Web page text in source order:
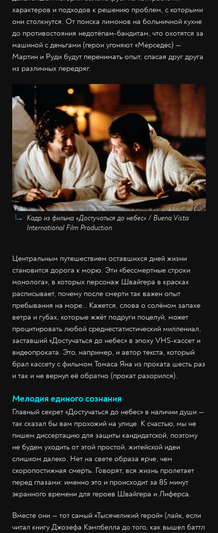
характеров и подходов к решению проблем, с которыми
они столкнутся. От поиска лимонов на больничной кухне
до противостояния недотёпам-бандитам, что охотятся за
машиной с деньгами (герои угоняют «Мерседес) —
Мартин и Руди будут перенимать опыт, спасая друг друга
из различных передряг.
Кадр из фильма «Достучаться до небес» / Buena Vista
International Film Production
Центральным путешествием оставшихся дней жизни
становится дорога к морю. Эти «бессмертные строки
монолога», в которых персонаж Швайгера в красках
расписывает, почему после смерти так важен опыт
пребывания на море… Кажется, слова о солёном запахе
ветра и губах, которые жжёт подруги поцелуй, может
процитировать любой среднестатистический миллениал,
заставший «Достучаться до небес» в эпоху VHS-кассет и
видеопроката. Это, например, и автор текста, который
брал кассету с фильмом Томаса Яна из проката шесть раз
и так и не вернул её обратно (прокат разорился).
Мелодия единого сознания
Главный секрет «Достучаться до небес» в наличии души —
так сказал бы вам прохожий на улице. К счастью, мы не
пишем диссертацию для защиты кандидатской, поэтому
не будем уходить от этой простой, житейской идеи
слишком далеко. Нет на свете образа ярче, чем
скоропостижная смерть. Говорят, вся жизнь пролетает
перед глазами: именно это и происходит за 85 минут
экранного времени для героев Швайгера и Лиферса.
Вместе они — тот самый «Тысячеликий герой» (лайк, если
читал книгу Джозефа Кэмпбелла до того, как вышел баттл